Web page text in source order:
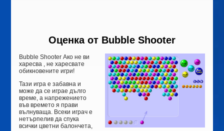
Оценка от Bubble Shooter
Bubble Shooter Ако не ви
харесва , не харесвате
обикновените игри!
Тази игра е забавна и
може да се играе дълго
време, а напрежението
във времето я прави
вълнуваща. Всеки играч е
нетърпелив да спука
всички цветни балончета,